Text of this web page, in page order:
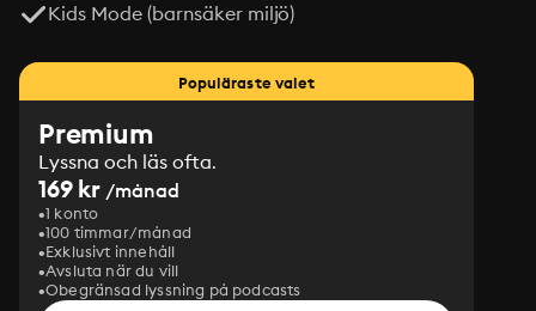
Kids Mode (barnsäker miljö)
Populäraste valet
Premium
Lyssna och läs ofta.
169 kr /månad
1 konto
100 timmar/månad
Exklusivt innehåll
Avsluta när du vill
Obegränsad lyssning på podcasts